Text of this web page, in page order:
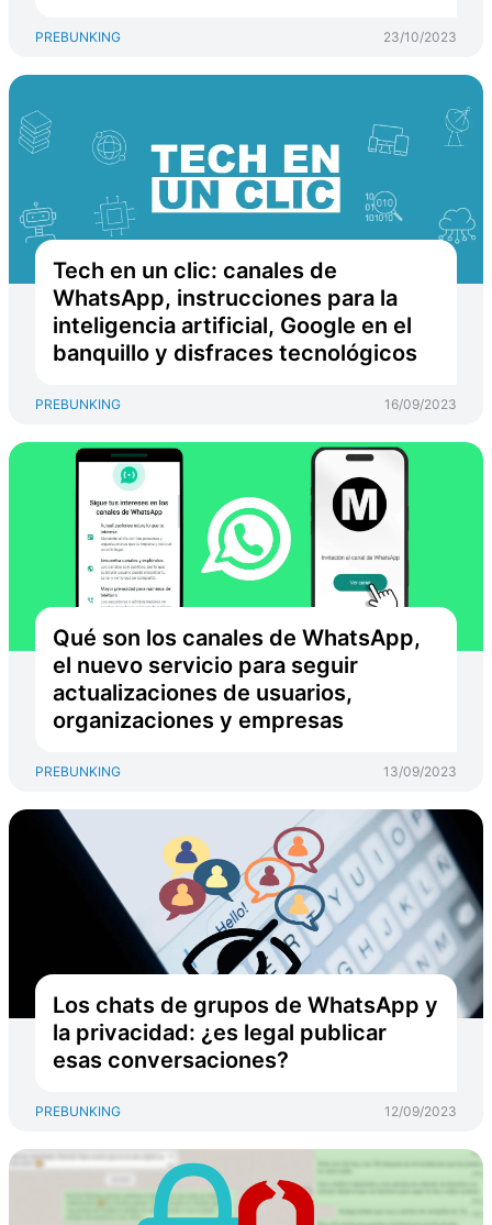
PREBUNKING 23/10/2023
Tech en un clic: canales de
WhatsApp, instrucciones para la
inteligencia artificial, Google en el
banquillo y disfraces tecnológicos
PREBUNKING 16/09/2023
Qué son los canales de WhatsApp,
el nuevo servicio para seguir
actualizaciones de usuarios,
organizaciones y empresas
PREBUNKING 13/09/2023
Los chats de grupos de WhatsApp y
la privacidad: ¿es legal publicar
esas conversaciones?
PREBUNKING 12/09/2023